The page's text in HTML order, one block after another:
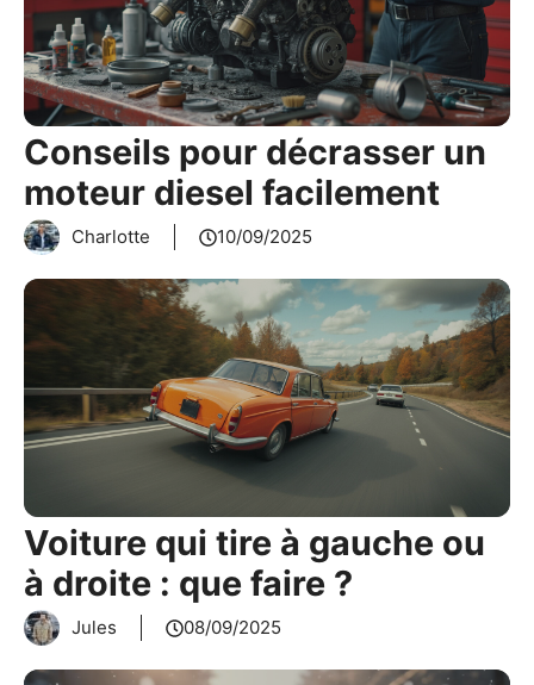
Conseils pour décrasser un
moteur diesel facilement
Charlotte 10/09/2025
Voiture qui tire à gauche ou
à droite : que faire ?
Jules 08/09/2025